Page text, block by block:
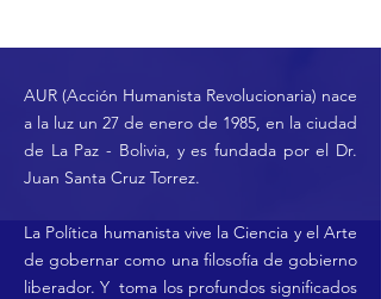
AUR (Acción Humanista Revolucionaria) nace
a la luz un 27 de enero de 1985, en la ciudad
de La Paz - Bolivia, y es fundada por el Dr.
Juan Santa Cruz Torrez.
La Política humanista vive la Ciencia y el Arte
de gobernar como una filosofía de gobierno
liberador. Y toma los profundos significados